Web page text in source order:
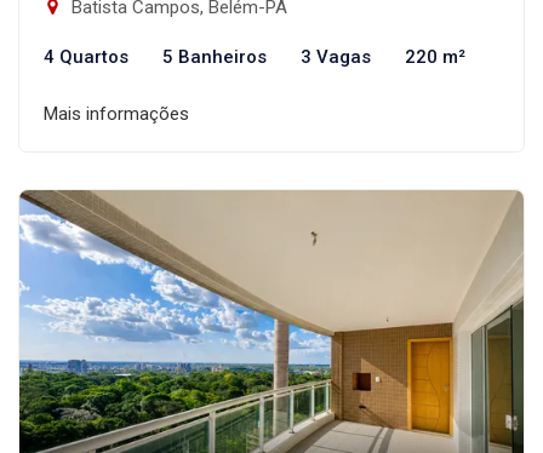
Batista Campos, Belém-PA
4 Quartos 5 Banheiros 3 Vagas 220 m²
Mais informações